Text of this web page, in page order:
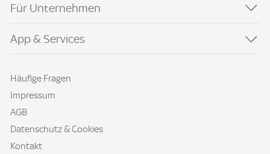
Für Unternehmen
App & Services
Häufige Fragen
Impressum
AGB
Datenschutz & Cookies
Kontakt